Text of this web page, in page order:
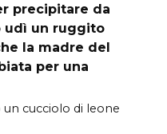
precipitare da
udì un ruggito
la madre del
per una
un cucciolo di leone